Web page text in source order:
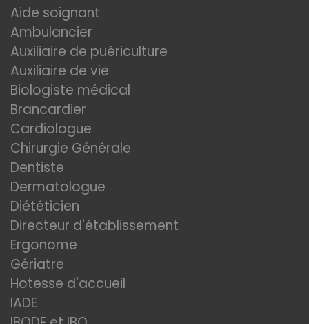
Aide soignant
Ambulancier
Auxiliaire de puériculture
Auxiliaire de vie
Biologiste médical
Brancardier
Cardiologue
Chirurgie Générale
Dentiste
Dermatologue
Diététicien
Directeur d'établissement
Ergonome
Gériatre
Hotesse d'accueil
IADE